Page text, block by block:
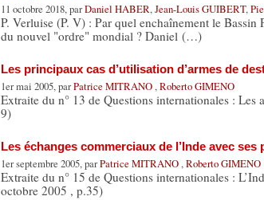
11 octobre 2018, parDaniel HABER,Jean-Louis GUIBERT,
P. Verluise (P. V) : Par quel enchaînement le
du nouvel "ordre" mondial ? Daniel (…)
Les principaux cas d’utilisation d’armes de
1er mai 2005, parPatrice MITRANO,Roberto GIMENO
Extraite du n° 13 de Questions internationales :
9)
Les échanges commerciaux de l’Inde avec
1er septembre 2005, parPatrice MITRANO,Roberto GIMENO
Extraite du n° 15 de Questions internationales :
octobre 2005 , p.35)